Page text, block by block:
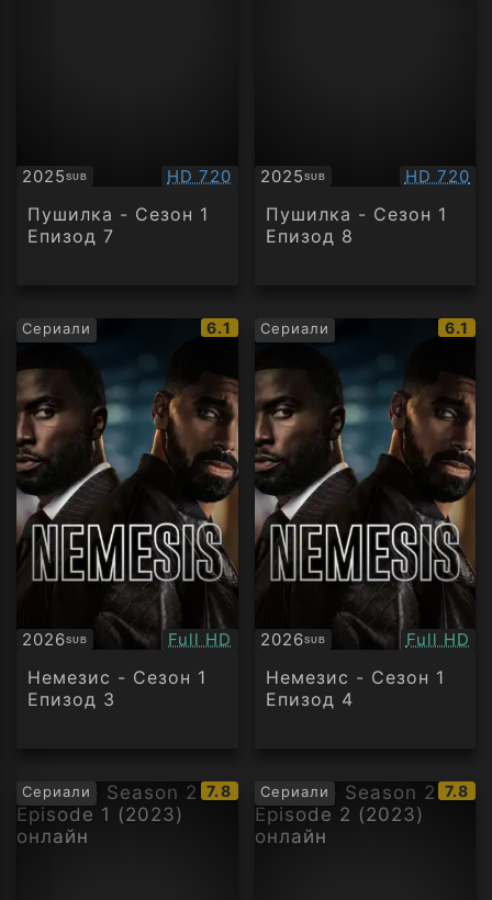
2025SUB
Субтитри Качество:
HD 720
Пушилка - Сезон 1
Епизод 7
2025SUB
Субтитри HD 720
Пушилка - Сезон 1
Епизод 8
Сериали
IMDb
рейтинг:
6.1
2026SUB
Субтитри Качество:
Full HD
Немезис - Сезон 1
Епизод 3
Сериали
IMDb
6.1
2026SUB
Субтитри Full HD
Немезис - Сезон 1
Епизод 4
Сериали
IMDb
рейтинг:
7.8 Сериали
IMDb
7.8